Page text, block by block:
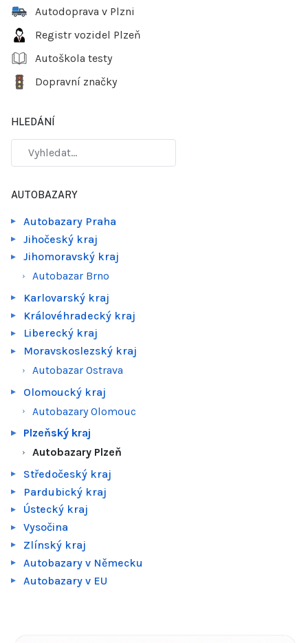
Autodoprava v Plzni
Registr vozidel Plzeň
Autoškola testy
Dopravní značky
HLEDÁNÍ
AUTOBAZARY
Autobazary Praha
Jihočeský kraj
Jihomoravský kraj
Autobazar Brno
Karlovarský kraj
Královéhradecký kraj
Liberecký kraj
Moravskoslezský kraj
Autobazar Ostrava
Olomoucký kraj
Autobazary Olomouc
Plzeňský kraj
Autobazary Plzeň
Středočeský kraj
Pardubický kraj
Ústecký kraj
Vysočina
Zlínský kraj
Autobazary v Německu
Autobazary v EU